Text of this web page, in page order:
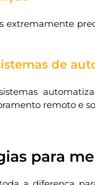
extremamente
de
remoto e
para